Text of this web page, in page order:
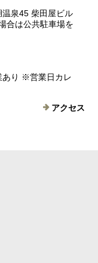
泉45 柴田屋ビル
合は公共駐車場を
あり ※営業日カレ
アクセス